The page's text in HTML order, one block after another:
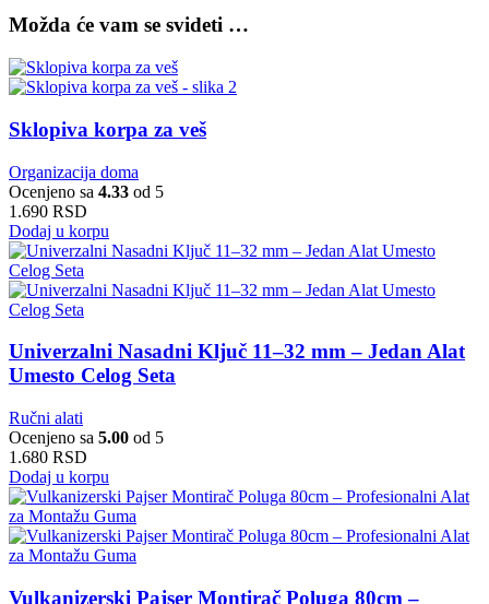
Možda će vam se svideti …
Sklopiva korpa za veš
Organizacija doma
Ocenjeno sa 4.33 od 5
1.690 RSD
Dodaj u korpu
Univerzalni Nasadni Ključ 11–32 mm – Jedan Alat
Umesto Celog Seta
Ručni alati
Ocenjeno sa 5.00 od 5
1.680 RSD
Dodaj u korpu
Vulkanizerski Pajser Montirač Poluga 80cm –